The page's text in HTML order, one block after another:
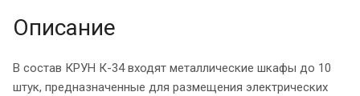
Описание
В состав КРУН К-34 входят металлические шкафы до 10
штук, предназначенные для размещения электрических